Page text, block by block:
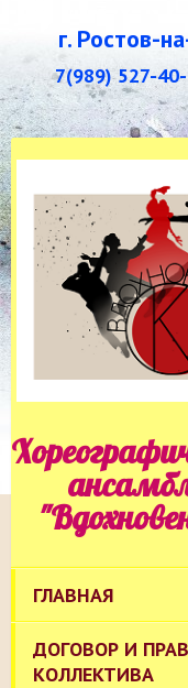
г. Ростов-
7(989) 527-
ГЛАВНАЯ
ДОГОВОР И
КОЛЛЕКТИВА